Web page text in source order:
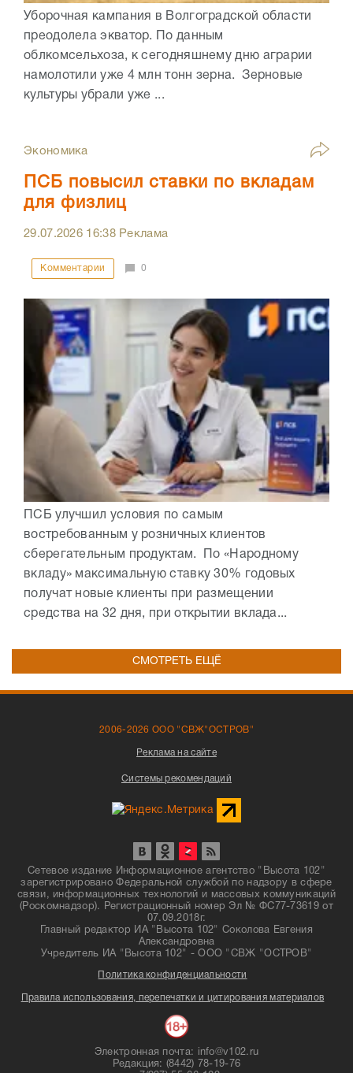
Уборочная кампания в Волгоградской области
преодолела экватор. По данным
облкомсельхоза, к сегодняшнему дню аграрии
намолотили уже 4 млн тонн зерна. Зерновые
культуры убрали уже ...
Экономика
ПСБ повысил ставки по вкладам
для физлиц
29.07.2026 16:38Реклама
Комментарии 0
ПСБ улучшил условия по самым
востребованным у розничных клиентов
сберегательным продуктам. По «Народному
вкладу» максимальную ставку 30% годовых
получат новые клиенты при размещении
средства на 32 дня, при открытии вклада...
СМОТРЕТЬ ЕЩЁ
2006-2026 ООО "СВЖ"ОСТРОВ"
Реклама на сайте
Системы рекомендаций
Сетевое издание Информационное агентство "Высота 102"
зарегистрировано Федеральной службой по надзору в сфере
связи, информационных технологий и массовых коммуникаций
(Роскомнадзор). Регистрационный номер Эл № ФС77-73619 от
07.09.2018г.
Главный редактор ИА "Высота 102" Соколова Евгения
Александровна
Учредитель ИА "Высота 102" - ООО "СВЖ "ОСТРОВ"
Политика конфиденциальности
Правила использования, перепечатки и цитирования материалов
Электронная почта: info@v102.ru
Редакция: (8442) 78-19-76